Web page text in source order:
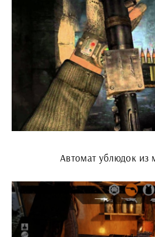
Автомат ублюдок из